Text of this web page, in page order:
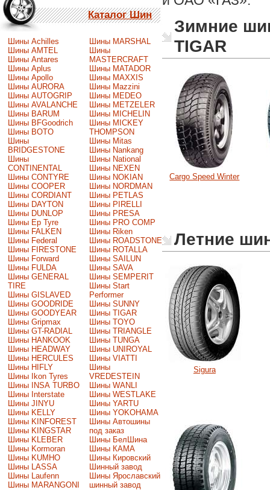
Каталог Шин
Шины Achilles
Шины AMTEL
Шины Antares
Шины Aplus
Шины Apollo
Шины AURORA
Шины AUTOGRIP
Шины AVALANCHE
Шины BARUM
Шины BFGoodrich
Шины BOTO
Шины
BRIDGESTONE
Шины
CONTINENTAL
Шины CONTYRE
Шины COOPER
Шины CORDIANT
Шины DAYTON
Шины DUNLOP
Шины Ep Tyre
Шины FALKEN
Шины Federal
Шины FIRESTONE
Шины Forward
Шины FULDA
Шины GENERAL
TIRE
Шины GISLAVED
Шины GOODRIDE
Шины GOODYEAR
Шины Gripmax
Шины GT-RADIAL
Шины HANKOOK
Шины HEADWAY
Шины HERCULES
Шины HIFLY
Шины Ikon Tyres
Шины INSA TURBO
Шины Interstate
Шины JINYU
Шины KELLY
Шины KINFOREST
Шины KINGSTAR
Шины KLEBER
Шины Kormoran
Шины KUMHO
Шины LASSA
Шины Laufenn
Шины MARANGONI
Шины MARSHAL
Шины
MASTERCRAFT
Шины MATADOR
Шины MAXXIS
Шины Mazzini
Шины MEDEO
Шины METZELER
Шины MICHELIN
Шины MICKEY
THOMPSON
Шины Mitas
Шины Nankang
Шины National
Шины NEXEN
Шины NOKIAN
Шины NORDMAN
Шины PETLAS
Шины PIRELLI
Шины PRESA
Шины PRO COMP
Шины Riken
Шины ROADSTONE
Шины ROTALLA
Шины SAILUN
Шины SAVA
Шины SEMPERIT
Шины Start
Performer
Шины SUNNY
Шины TIGAR
Шины TOYO
Шины TRIANGLE
Шины TUNGA
Шины UNIROYAL
Шины VIATTI
Шины
VREDESTEIN
Шины WANLI
Шины WESTLAKE
Шины YARTU
Шины YOKOHAMA
Шины Автошины
под заказ
Шины БелШина
Шины КАМА
Шины Кировский
Шинный завод
Шины Ярославский
шинный завод
Зимние
TIGAR
Cargo Speed Winter
Летние
Sigura